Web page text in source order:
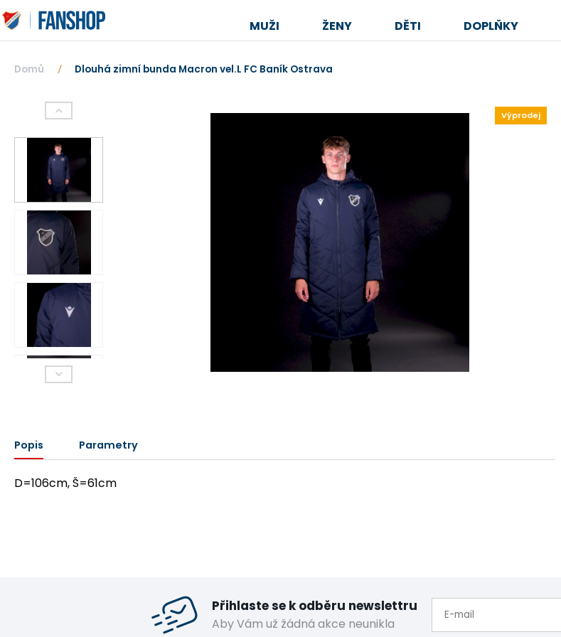
MUŽI ŽENY DĚTI DOPLŇKY
Domů / Dlouhá zimní bunda Macron vel.L FC Baník Ostrava
Výprodej
Popis Parametry
D=106cm, Š=61cm
Přihlaste se k odběru newslettru
Aby Vám už žádná akce neunikla